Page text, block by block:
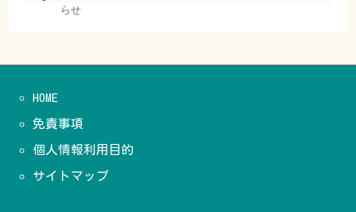
らせ
HOME
免責事項
個人情報利用目的
サイトマップ